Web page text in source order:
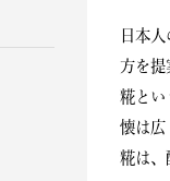
日本
方を提
糀とい
懐は広
糀は、